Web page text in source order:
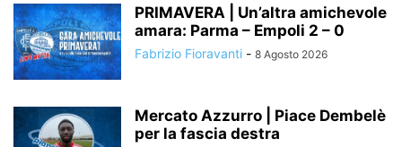
PRIMAVERA | Un’altra amichevole
amara: Parma – Empoli 2 – 0
Fabrizio Fioravanti - 8 Agosto 2026
Mercato Azzurro | Piace Dembelè
per la fascia destra